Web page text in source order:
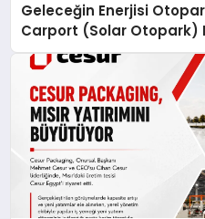
Geleceğin Enerjisi
Carport (Solar Otopark)